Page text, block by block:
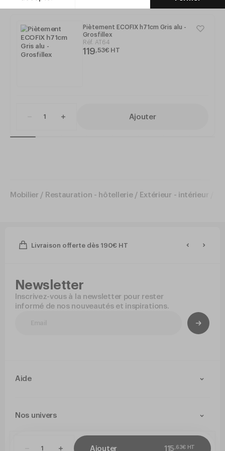
Ajouter 115,63€ HT
Piètement ECOFIX h71cm Gris alu -
Grosfillex
Réf. AT64
119,53€ HT
Ajouter
Mobilier / Restauration - hôtellerie / Extérieur - intérieur
Livraison offerte dès 190€ HT
Newsletter
Inscrivez-vous à la newsletter pour rester
informé de nos nouveautés et inspirations.
Aide
Livraison et retours
Nos univers